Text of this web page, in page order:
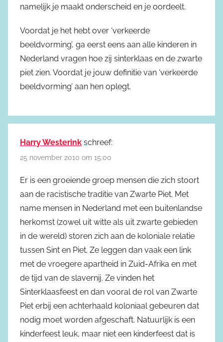
namelijk je maakt onderscheid en je oordeelt.
Voordat je het hebt over ‘verkeerde
beeldvorming’, ga eerst eens aan alle kinderen in
Nederland vragen hoe zij sinterklaas en de zwarte
piet zien. Voordat je jouw definitie van ‘verkeerde
beeldvorming’ aan hen oplegt.
Harry Westerink schreef:
25 november 2010 om 15:00
Er is een groeiende groep mensen die zich stoort
aan de racistische traditie van Zwarte Piet. Met
name mensen in Nederland met een buitenlandse
herkomst (zowel uit witte als uit zwarte gebieden
in de wereld) storen zich aan de koloniale relatie
tussen Sint en Piet. Ze leggen dan vaak een link
met de vroegere apartheid in Zuid-Afrika en met
de tijd van de slavernij. Ze vinden het
Sinterklaasfeest en dan vooral de rol van Zwarte
Piet erbij een achterhaald koloniaal gebeuren dat
nodig moet worden afgeschaft. Natuurlijk is een
kinderfeest leuk, maar niet een kinderfeest dat is